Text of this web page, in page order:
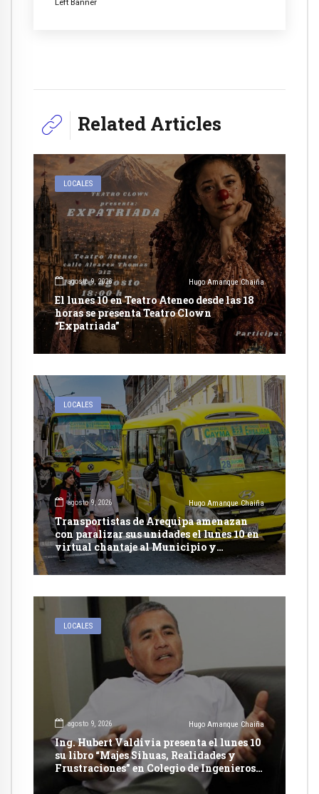
Left Banner
Related Articles
LOCALES
agosto 9, 2026 Hugo Amanque Chaiña
El lunes 10 en Teatro Ateneo desde las 18
horas se presenta Teatro Clown
“Expatriada”
LOCALES
agosto 9, 2026 Hugo Amanque Chaiña
Transportistas de Arequipa amenazan
con paralizar sus unidades el lunes 10 en
virtual chantaje al Municipio y
presionan con recurrir al arbitraje
LOCALES
agosto 9, 2026 Hugo Amanque Chaiña
Ing. Hubert Valdivia presenta el lunes 10
su libro “Majes Sihuas, Realidades y
Frustraciones” en Colegio de Ingenieros
de Arequipa